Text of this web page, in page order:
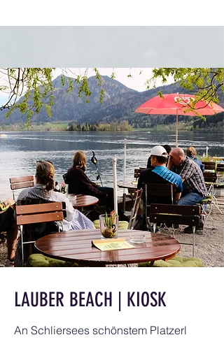
LAUBER BEACH | KIOSK
An Schliersees schönstem Platzerl